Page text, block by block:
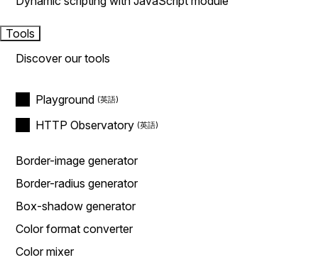
Tools
Discover our tools
Playground
HTTP Observatory
Border-image generator
Border-radius generator
Box-shadow generator
Color format converter
Color mixer